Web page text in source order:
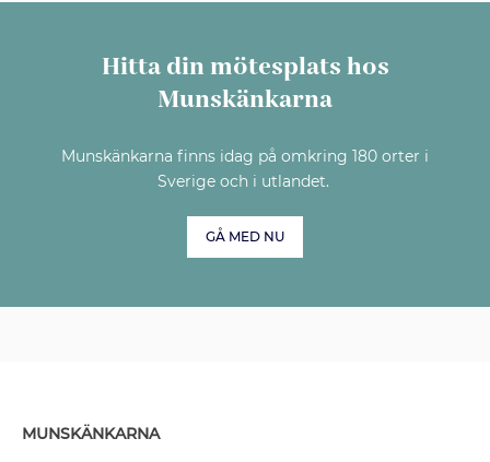
Hitta din mötesplats hos
Munskänkarna
Munskänkarna finns idag på omkring 180 orter i
Sverige och i utlandet.
GÅ MED NU
MUNSKÄNKARNA